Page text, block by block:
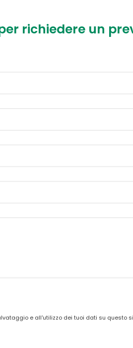
richiedere un
e all'utilizzo dei tuoi dati su questo